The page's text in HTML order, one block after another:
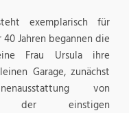
exemplarisch für
Jahren begannen die
Frau Ursula ihre
Garage, zunächst
von
der einstigen